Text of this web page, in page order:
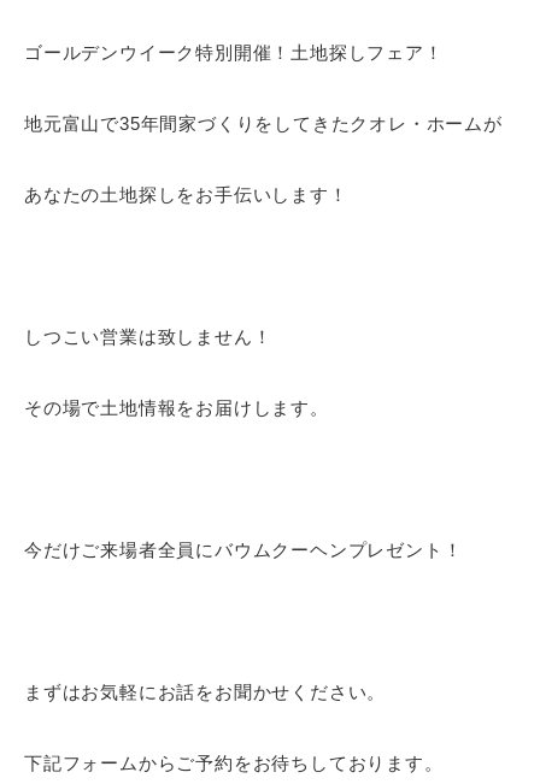
ゴールデンウイーク特別開催！土地探しフェア！
地元富山で35年間家づくりをしてきたクオレ・ホームが
あなたの土地探しをお手伝いします！
しつこい営業は致しません！
その場で土地情報をお届けします。
今だけご来場者全員にバウムクーヘンプレゼント！
まずはお気軽にお話をお聞かせください。
下記フォームからご予約をお待ちしております。